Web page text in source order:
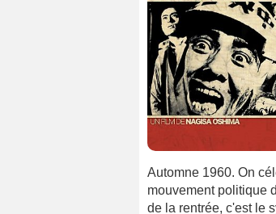
Automne 1960. On
mouvement politique
de la rentrée, c'est le